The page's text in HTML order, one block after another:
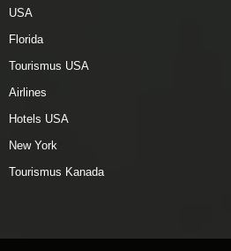
USA
Florida
Tourismus USA
Airlines
Hotels USA
New York
Tourismus Kanada